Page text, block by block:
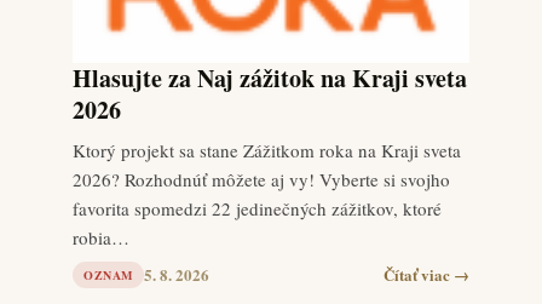
Hlasujte za Naj zážitok na Kraji sveta
2026
Ktorý projekt sa stane Zážitkom roka na Kraji sveta
2026? Rozhodnúť môžete aj vy! Vyberte si svojho
favorita spomedzi 22 jedinečných zážitkov, ktoré
robia…
OZNAM 5. 8. 2026 Čítať viac →